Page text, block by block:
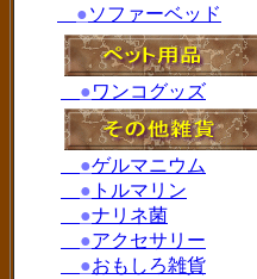
●ソファーベッド
●ワンコグッズ
●ゲルマニウム
● トルマリン
●ナリネ菌
●アクセサリー
●おもしろ雑貨